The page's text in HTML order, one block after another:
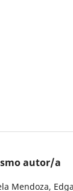
autor/a
Mendoza,